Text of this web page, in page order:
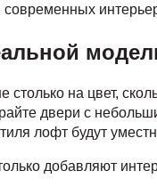
столько на цвет,
двери с
лофт будут
добавляют